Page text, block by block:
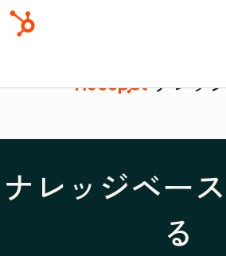
ナレッ
ナレッジベー
る